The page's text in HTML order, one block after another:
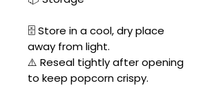
🗄️ Store in a cool, dry place
away from light.
⚠️ Reseal tightly after opening
to keep popcorn crispy.